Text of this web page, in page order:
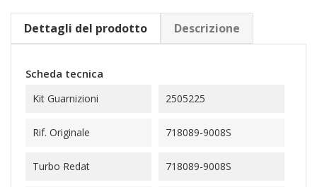
Dettagli del prodotto Descrizione
Scheda tecnica
Kit Guarnizioni 2505225
Rif. Originale 718089-9008S
Turbo Redat 718089-9008S